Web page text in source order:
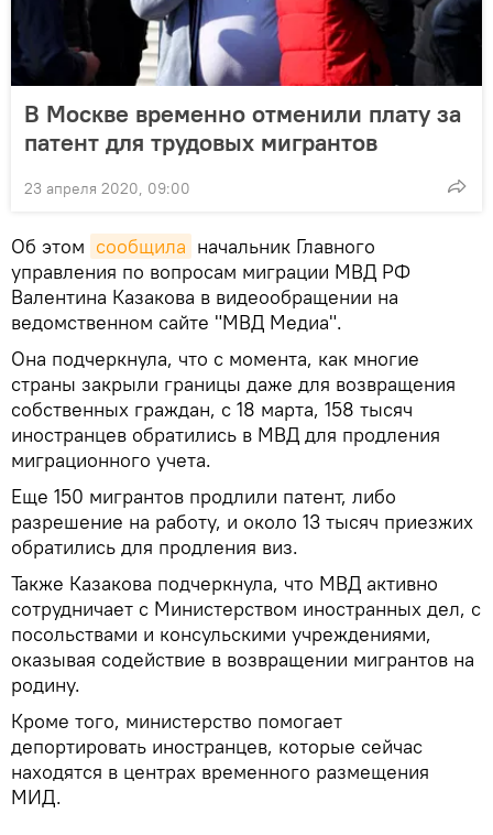
В Москве временно отменили плату за
патент для трудовых мигрантов
23 апреля 2020, 09:00
Об этом сообщила начальник Главного
управления по вопросам миграции МВД РФ
Валентина Казакова в видеообращении на
ведомственном сайте "МВД Медиа".
Она подчеркнула, что с момента, как многие
страны закрыли границы даже для возвращения
собственных граждан, с 18 марта, 158 тысяч
иностранцев обратились в МВД для продления
миграционного учета.
Еще 150 мигрантов продлили патент, либо
разрешение на работу, и около 13 тысяч приезжих
обратились для продления виз.
Также Казакова подчеркнула, что МВД активно
сотрудничает с Министерством иностранных дел, с
посольствами и консульскими учреждениями,
оказывая содействие в возвращении мигрантов на
родину.
Кроме того, министерство помогает
депортировать иностранцев, которые сейчас
находятся в центрах временного размещения
МИД.